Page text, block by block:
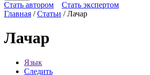
Стать автором
Стать экспертом
Главная /Статьи /Лачар
Лачар
Язык
Следить